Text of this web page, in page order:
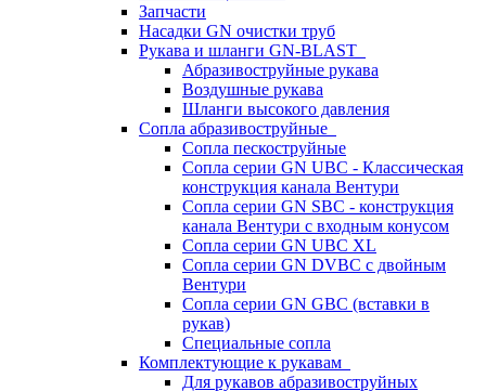
Запчасти
Насадки GN очистки труб
Рукава и шланги GN-BLAST
Абразивоструйные рукава
Воздушные рукава
Шланги высокого давления
Сопла абразивоструйные
Сопла пескоструйные
Сопла серии GN UBC - Классическая
конструкция канала Вентури
Сопла серии GN SBC - конструкция
канала Вентури c входным конусом
Сопла серии GN UBC XL
Сопла серии GN DVBC с двойным
Вентури
Сопла серии GN GBC (вставки в
рукав)
Специальные сопла
Комплектующие к рукавам
Для рукавов абразивоструйных